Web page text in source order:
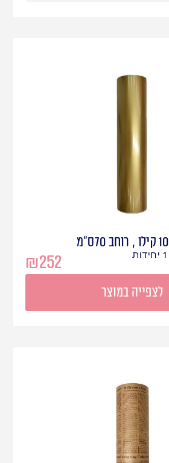
₪252
לצפייה במוצר